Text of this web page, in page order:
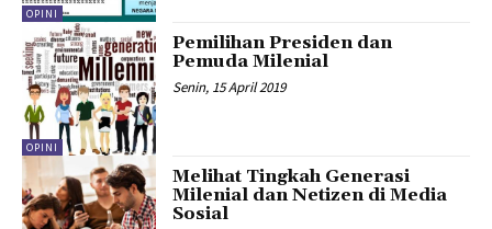
OPINI
OPINI
Pemilihan Presiden dan
Pemuda Milenial
Senin, 15 April 2019
Melihat Tingkah Generasi
Milenial dan Netizen di Media
Sosial